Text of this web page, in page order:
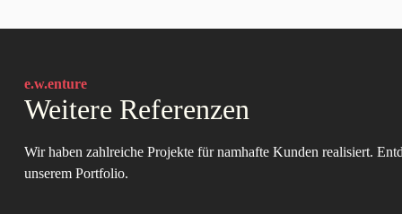
e.w.enture
Weitere Referenzen
Wir haben zahlreiche Projekte für namhafte Kunden realisiert.
unserem Portfolio.